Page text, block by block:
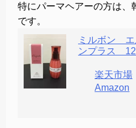
特にパーマヘアーの方は、
です。
ミルボン
ンプラス
楽天市場
Amazon